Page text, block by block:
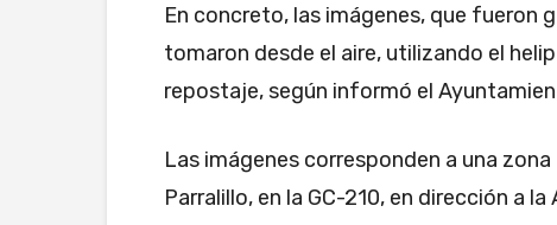
En concreto, las imágenes, que fueron
tomaron desde el aire, utilizando el
repostaje, según informó el
Las imágenes corresponden a una
Parralillo, en la GC-210, en dirección a la